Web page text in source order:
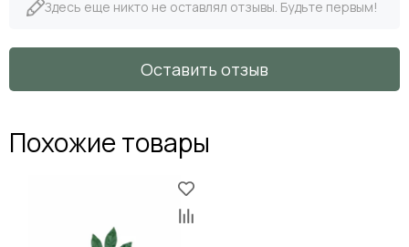
Здесь еще никто не оставлял отзывы. Будьте первым!
Оставить отзыв
Похожие товары